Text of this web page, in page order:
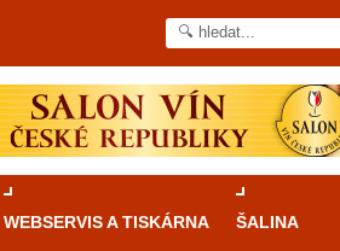
WEBSERVIS A TISKÁRNA ŠALINA